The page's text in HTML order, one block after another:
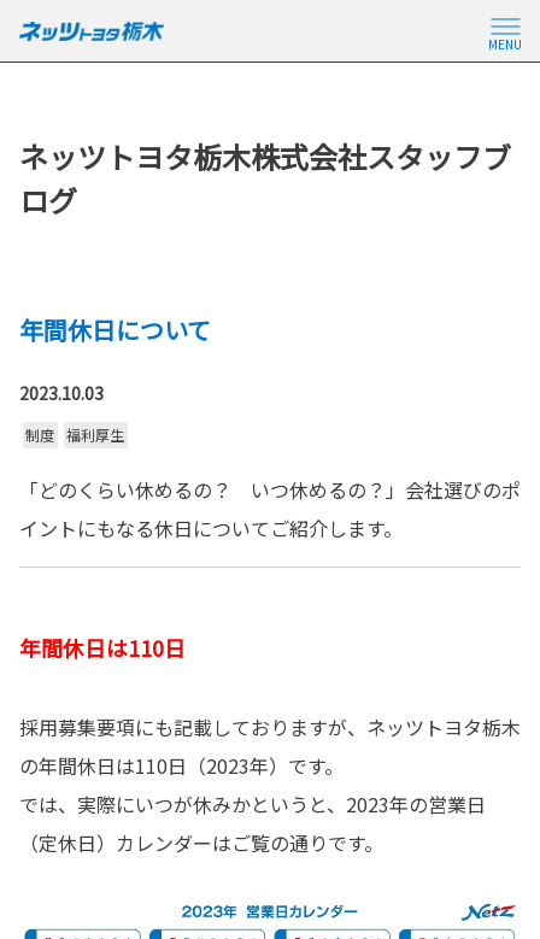
MENU
ネッツトヨタ栃木株式会社スタッフブ
ログ
年間休日について
2023.10.03
制度 福利厚生
「どのくらい休めるの？ いつ休めるの？」会社選びのポ
イントにもなる休日についてご紹介します。
年間休日は110日
採用募集要項にも記載しておりますが、ネッツトヨタ栃木
の年間休日は110日（2023年）です。
では、実際にいつが休みかというと、2023年の営業日
（定休日）カレンダーはご覧の通りです。